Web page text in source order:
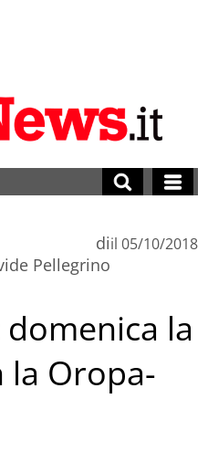
di
Pellegrino
il 05/10/2018
la
la Oropa-